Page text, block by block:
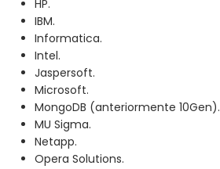
HP.
IBM.
Informatica.
Intel.
Jaspersoft.
Microsoft.
MongoDB (anteriormente 10Gen).
MU Sigma.
Netapp.
Opera Solutions.